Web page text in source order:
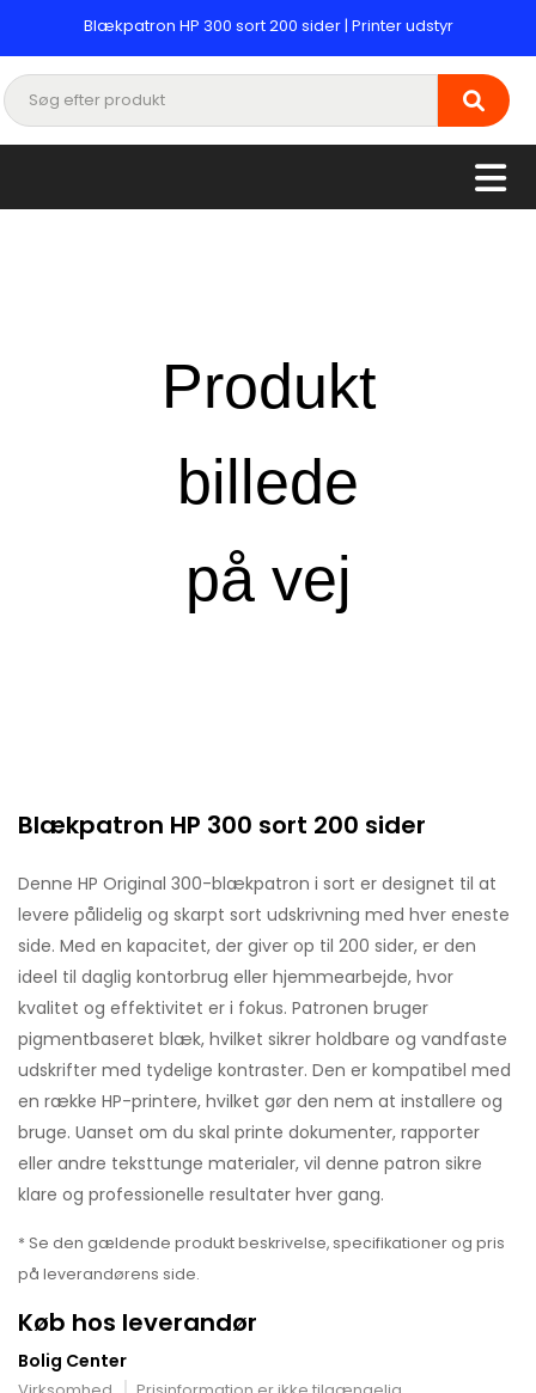
Blækpatron HP 300 sort 200 sider | Printer udstyr
Blækpatron HP 300 sort 200 sider
Denne HP Original 300-blækpatron i sort er designet til at
levere pålidelig og skarpt sort udskrivning med hver eneste
side. Med en kapacitet, der giver op til 200 sider, er den
ideel til daglig kontorbrug eller hjemmearbejde, hvor
kvalitet og effektivitet er i fokus. Patronen bruger
pigmentbaseret blæk, hvilket sikrer holdbare og vandfaste
udskrifter med tydelige kontraster. Den er kompatibel med
en række HP-printere, hvilket gør den nem at installere og
bruge. Uanset om du skal printe dokumenter, rapporter
eller andre teksttunge materialer, vil denne patron sikre
klare og professionelle resultater hver gang.
* Se den gældende produkt beskrivelse, specifikationer og pris
på leverandørens side.
Køb hos leverandør
Bolig Center